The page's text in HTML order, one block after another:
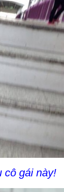
cô gái này!